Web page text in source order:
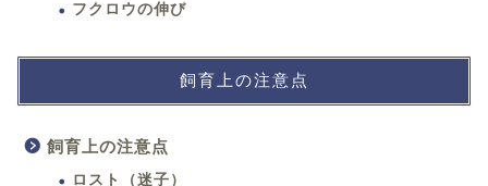
フクロウの伸び
飼育上の注意点
飼育上の注意点
ロスト（迷子）